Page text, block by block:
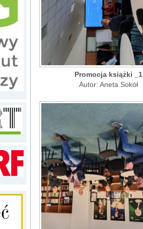
Promocja książki _1
Autor: Aneta Sokół